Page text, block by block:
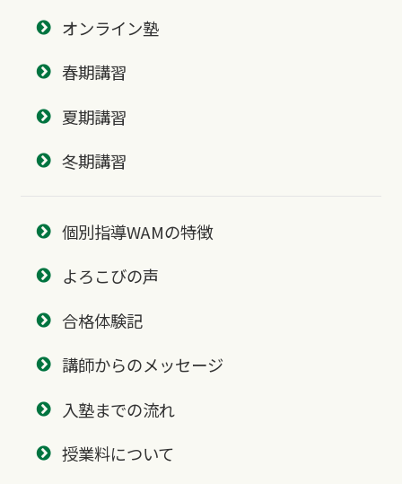
オンライン塾
春期講習
夏期講習
冬期講習
個別指導WAMの特徴
よろこびの声
合格体験記
講師からのメッセージ
入塾までの流れ
授業料について